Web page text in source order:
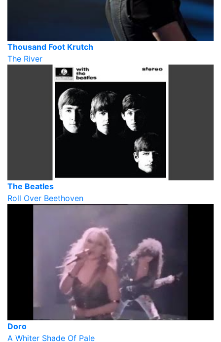
Thousand Foot Krutch
The River
The Beatles
Roll Over Beethoven
Doro
A Whiter Shade Of Pale